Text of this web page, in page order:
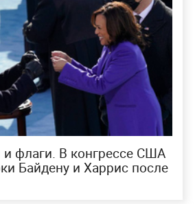
флаги. В конгрессе США
Байдену и Харрис после